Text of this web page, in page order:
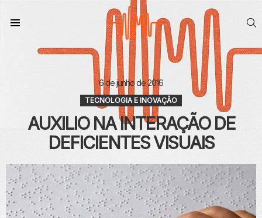
6 de junho de 2016
TECNOLOGIA E INOVAÇÃO
AUXILIO NA INTERAÇÃO DE
DEFICIENTES VISUAIS